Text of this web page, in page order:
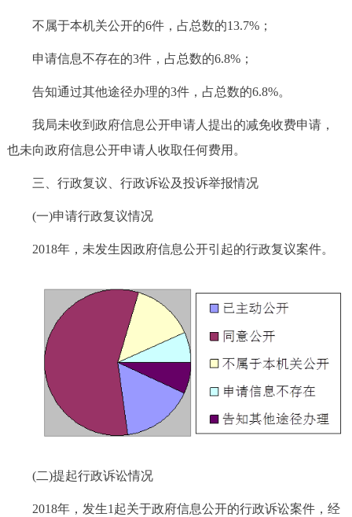
不属于本机关公开的6件，占总数的13.7%；
申请信息不存在的3件，占总数的6.8%；
告知通过其他途径办理的3件，占总数的6.8%。
我局未收到政府信息公开申请人提出的减免收费申请，
也未向政府信息公开申请人收取任何费用。
三、行政复议、行政诉讼及投诉举报情况
(一)申请行政复议情况
2018年，未发生因政府信息公开引起的行政复议案件。
(二)提起行政诉讼情况
2018年，发生1起关于政府信息公开的行政诉讼案件，经